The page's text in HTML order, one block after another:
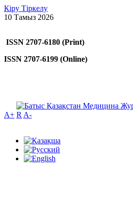
Кіру Тіркелу
10 Тамыз 2026
ISSN 2707-6180 (Print)
ISSN 2707-6199 (Online)
A+ R A-